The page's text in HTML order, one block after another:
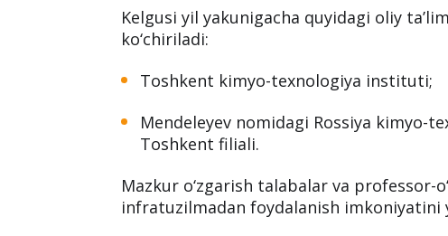
Qaysi oliygohlar yangi
Kelgusi yil yakunigacha quyidagi oliy
Toshkent kimyo-texnologiya instituti;